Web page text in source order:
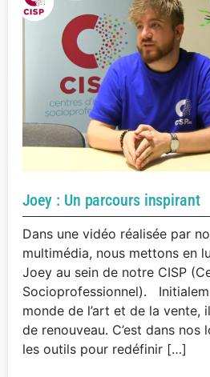
Joey : Un parcours inspirant
Dans une vidéo réalisée par
multimédia, nous mettons en
Joey au sein de notre CISP
Socioprofessionnel).
monde de l’art et de la vente,
de renouveau. C’est dans nos
les outils pour redéfinir […]